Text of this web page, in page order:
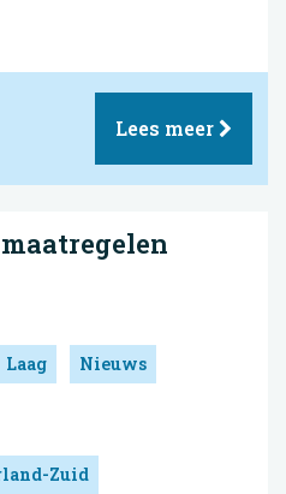
Lees meer
Laag Nieuws
Zuid